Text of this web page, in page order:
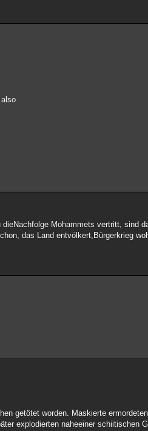
Mohammets vertritt, sind
das Land entvölkert,Bürgerkrieg
getötet worden. Maskierte
explodierten naheeiner schiitischen